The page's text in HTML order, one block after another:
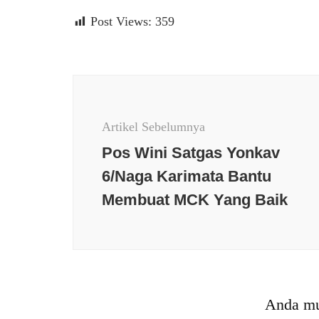
Post Views: 359
Artikel Sebelumnya
Pos Wini Satgas Yonkav
6/Naga Karimata Bantu
Membuat MCK Yang Baik
Anda
Berita terkini Budaya
Berita